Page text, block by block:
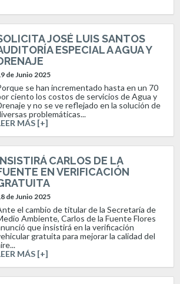
JOSÉ LUIS SANTOS
ESPECIAL A AGUA Y
de Junio 2025
se han incrementado hasta en un 70
ciento los costos de servicios de Agua y
y no se ve reflejado en la solución de
problemáticas...
MÁS [+]
CARLOS DE LA
EN VERIFICACIÓN
de Junio 2025
el cambio de titular de la Secretaría de
Ambiente, Carlos de la Fuente Flores
que insistirá en la verificación
gratuita para mejorar la calidad del
MÁS [+]